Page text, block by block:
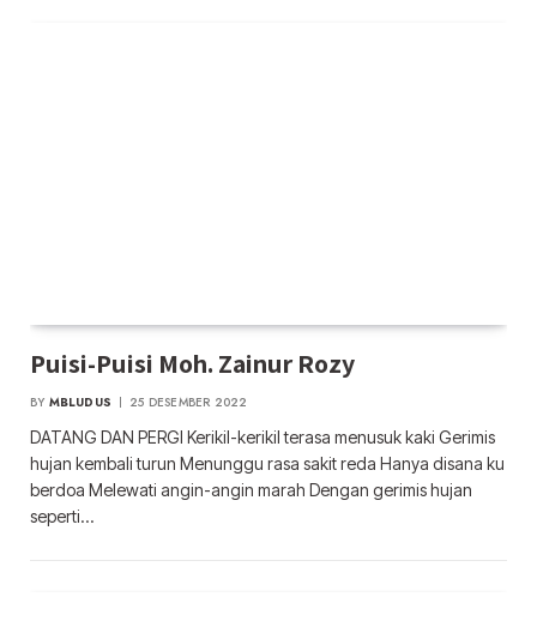
Puisi-Puisi Moh. Zainur Rozy
BY MBLUDUS 25 DESEMBER 2022
DATANG DAN PERGI Kerikil-kerikil terasa menusuk kaki Gerimis
hujan kembali turun Menunggu rasa sakit reda Hanya disana ku
berdoa Melewati angin-angin marah Dengan gerimis hujan
seperti…